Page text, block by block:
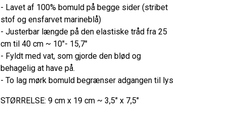
- Lavet af 100% bomuld på begge sider (stribet
stof og ensfarvet marineblå)
- Justerbar længde på den elastiske tråd fra 25
cm til 40 cm ~ 10"- 15,7"
- Fyldt med vat, som gjorde den blød og
behagelig at have på.
- To lag mørk bomuld begrænser adgangen til lys
STØRRELSE: 9 cm x 19 cm ~ 3,5" x 7,5"